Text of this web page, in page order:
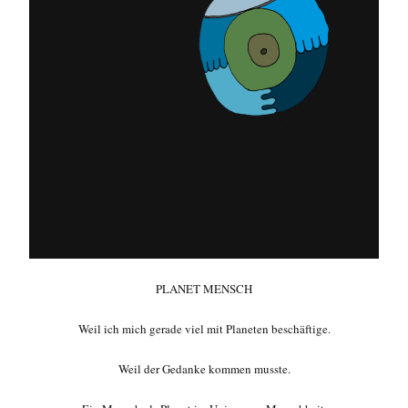
PLANET MENSCH
Weil ich mich gerade viel mit Planeten beschäftige.
Weil der Gedanke kommen musste.